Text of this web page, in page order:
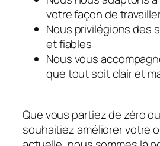
votre façon de
Nous privilégions des
et fiables
Nous vous
que tout soit clair et
Que vous partiez de zéro
souhaitiez améliorer votre